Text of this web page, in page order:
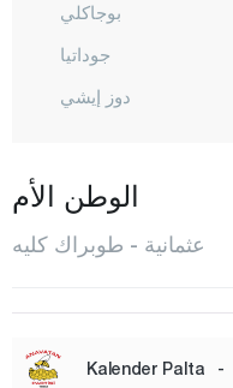
بوجاكلي
جوداتيا
دوز إيشي
حسن بايلي
محمد لي
الوطن الأم
عثمانية - طوبراك كليه
Kalender Palta -